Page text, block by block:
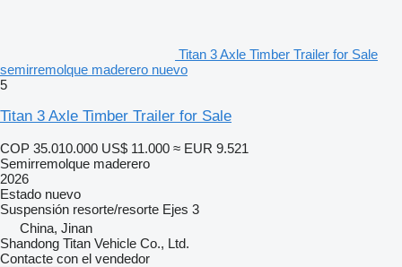
Titan 3 Axle Timber Trailer for Sale
semirremolque maderero nuevo
5
Titan 3 Axle Timber Trailer for Sale
COP 35.010.000 US$ 11.000 ≈ EUR 9.521
Semirremolque maderero
2026
Estado nuevo
Suspensión resorte/resorte Ejes 3
China, Jinan
Shandong Titan Vehicle Co., Ltd.
Contacte con el vendedor